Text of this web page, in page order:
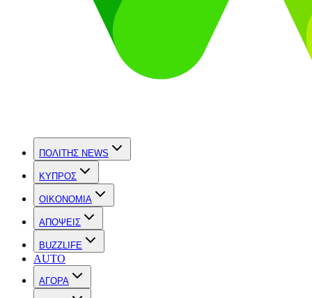
ΠΟΛΙΤΗΣ NEWS
ΚΥΠΡΟΣ
OIKONOMIA
ΑΠΟΨΕΙΣ
BUZZLIFE
AUTO
ΑΓΟΡΑ